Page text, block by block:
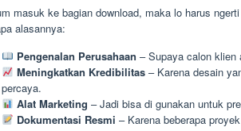
masuk ke bagian download, maka lo harus
alasannya:
Pengenalan Perusahaan – Supaya calon klien
Meningkatkan Kredibilitas– Karena desain
percaya.
Alat Marketing – Jadi bisa di gunakan untuk
Dokumentasi Resmi – Karena beberapa